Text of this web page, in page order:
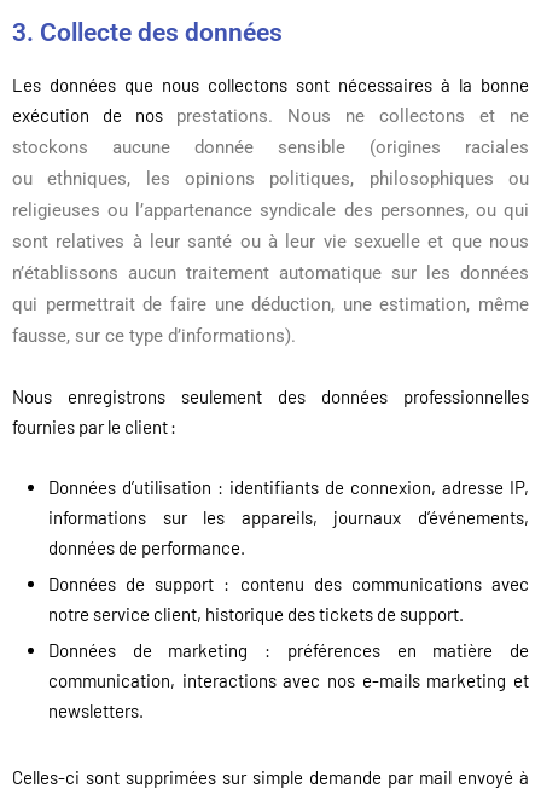
3. Collecte des données
Les données que nous collectons sont nécessaires à la bonne
exécution de nos prestations. Nous ne collectons et ne
stockons aucune donnée sensible (origines raciales
ouethniques, les opinions politiques, philosophiques ou
religieuses ou l’appartenance syndicale des personnes, ou qui
sont relatives à leur santé ou à leur vie sexuelle et que nous
n’établissons aucun traitement automatique sur les données
qui permettrait de faire une déduction, une estimation, même
fausse, sur ce type d’informations).
Nous enregistrons seulement des données professionnelles
fournies par le client :
Données d’utilisation : identifiants de connexion, adresse IP,
informations sur les appareils, journaux d’événements,
données de performance.
Données de support : contenu des communications avec
notre service client, historique des tickets de support.
Données de marketing : préférences en matière de
communication, interactions avec nos e-mails marketing et
newsletters.
Celles-ci sont supprimées sur simple demande par mail envoyé à